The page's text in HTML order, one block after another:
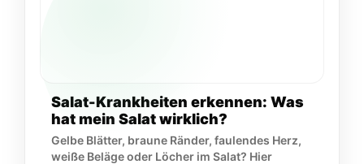
Salat-Krankheiten erkennen: Was
hat mein Salat wirklich?
Gelbe Blätter, braune Ränder, faulendes Herz,
weiße Beläge oder Löcher im Salat? Hier